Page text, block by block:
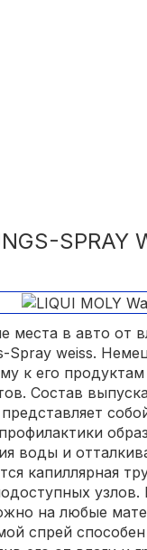
SPRAY
места в авто от
Spray weiss.
к его
Состав
воды и
капиллярная
узлов.
на любые
спрей